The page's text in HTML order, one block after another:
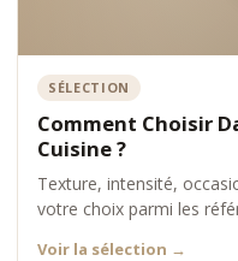
SÉLECTION
Comment Choisir
Cuisine ?
Texture, intensité,
votre choix parmi les
Voir la sélection →